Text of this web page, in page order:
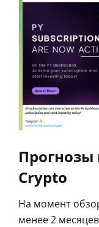
Прогнозы
Crypto
На момент
менее 2